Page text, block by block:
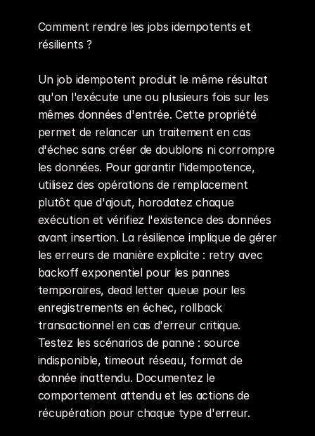
Comment rendre les jobs idempotents et
résilients ?
Un job idempotent produit le même résultat
qu'on l'exécute une ou plusieurs fois sur les
mêmes données d'entrée. Cette propriété
permet de relancer un traitement en cas
d'échec sans créer de doublons ni corrompre
les données. Pour garantir l'idempotence,
utilisez des opérations de remplacement
plutôt que d'ajout, horodatez chaque
exécution et vérifiez l'existence des données
avant insertion. La résilience implique de gérer
les erreurs de manière explicite : retry avec
backoff exponentiel pour les pannes
temporaires, dead letter queue pour les
enregistrements en échec, rollback
transactionnel en cas d'erreur critique.
Testez les scénarios de panne : source
indisponible, timeout réseau, format de
donnée inattendu. Documentez le
comportement attendu et les actions de
récupération pour chaque type d'erreur.